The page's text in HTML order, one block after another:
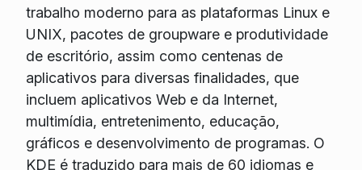
trabalho moderno para as plataformas Linux e
UNIX, pacotes de groupware e produtividade
de escritório, assim como centenas de
aplicativos para diversas finalidades, que
incluem aplicativos Web e da Internet,
multimídia, entretenimento, educação,
gráficos e desenvolvimento de programas. O
KDE é traduzido para mais de 60 idiomas e